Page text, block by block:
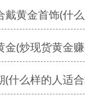
戴黄金首饰(什
金(炒现货黄金
(什么样的人适